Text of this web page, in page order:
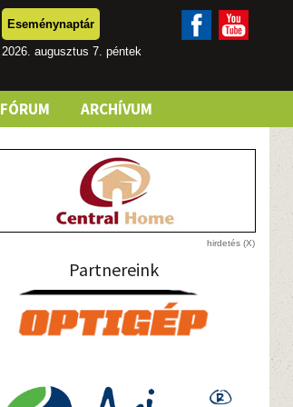
Eseménynaptár
2026. augusztus 7. péntek
FÓRUM ARCHÍVUM
Partnereink